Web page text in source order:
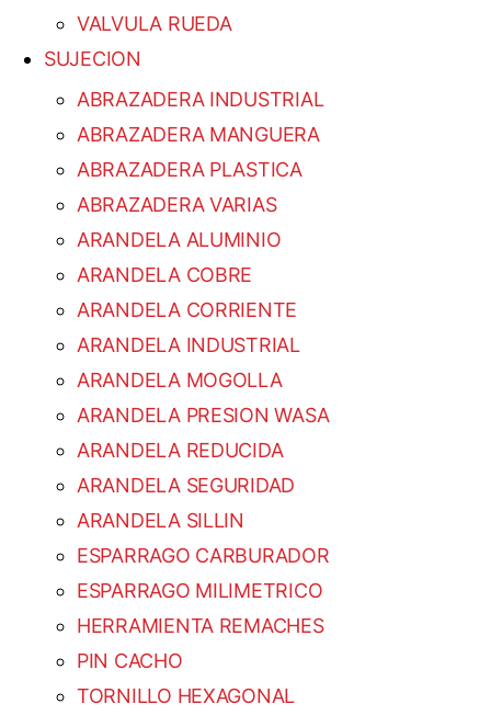
VALVULA RUEDA
SUJECION
ABRAZADERA INDUSTRIAL
ABRAZADERA MANGUERA
ABRAZADERA PLASTICA
ABRAZADERA VARIAS
ARANDELA ALUMINIO
ARANDELA COBRE
ARANDELA CORRIENTE
ARANDELA INDUSTRIAL
ARANDELA MOGOLLA
ARANDELA PRESION WASA
ARANDELA REDUCIDA
ARANDELA SEGURIDAD
ARANDELA SILLIN
ESPARRAGO CARBURADOR
ESPARRAGO MILIMETRICO
HERRAMIENTA REMACHES
PIN CACHO
TORNILLO HEXAGONAL